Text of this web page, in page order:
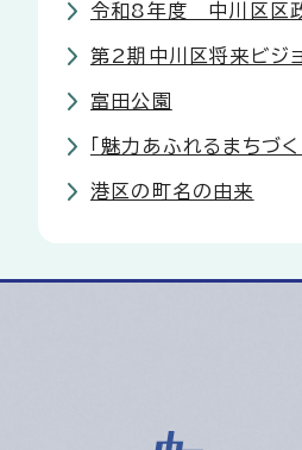
令和8年度 中川区区
第2期中川区将来ビジ
富田公園
「魅力あふれるまちづ
港区の町名の由来